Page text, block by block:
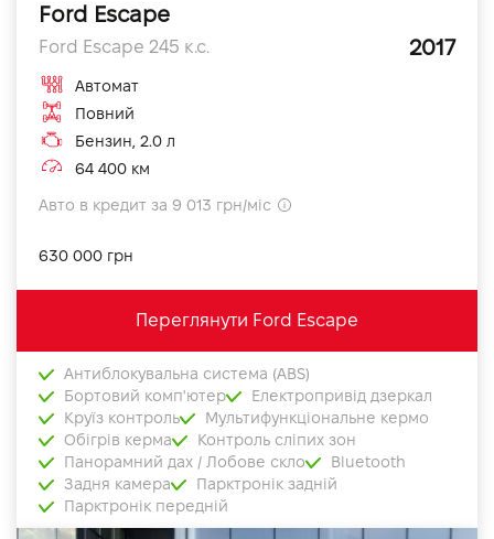
Ford Escape
Ford Escape 245 к.с. 2017
Автомат
Повний
Бензин, 2.0 л
64 400 км
Авто в кредит за 9 013 грн/міс
630 000 грн
Переглянути Ford Escape
Антиблокувальна система (ABS)
Бортовий комп'ютер
Електропривід дзеркал
Круїз контроль
Мультифункціональне кермо
Обігрів керма
Контроль сліпих зон
Панорамний дах / Лобове скло
Bluetooth
Задня камера
Парктронік задній
Парктронік передній